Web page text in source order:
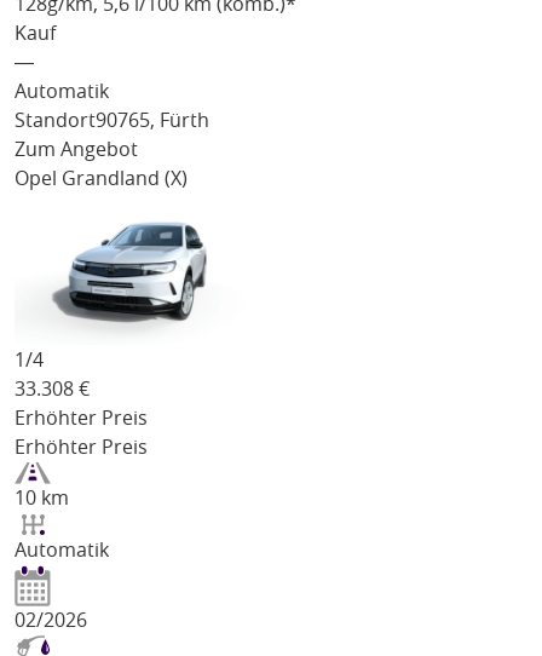
Kauf
―
Automatik
Standort90765, Fürth
Zum Angebot
Opel Grandland (X)
1/4
33.308 €
Erhöhter Preis
Erhöhter Preis
10 km
Automatik
02/2026